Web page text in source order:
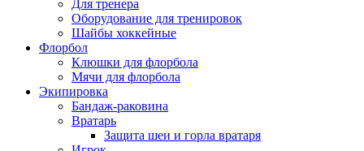
Для тренера
Оборудование для тренировок
Шайбы хоккейные
Флорбол
Клюшки для флорбола
Мячи для флорбола
Экипировка
Бандаж-раковина
Вратарь
Защита шеи и горла вратаря